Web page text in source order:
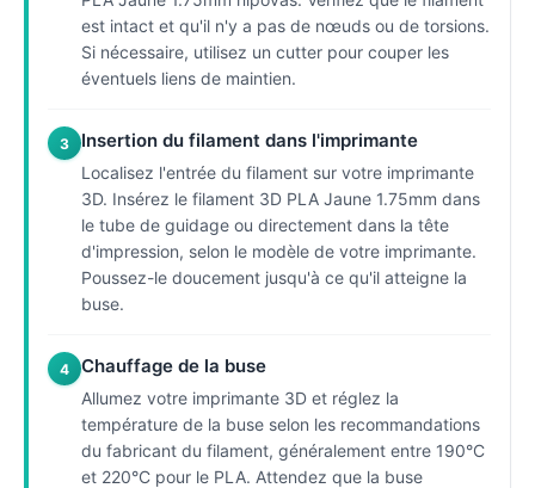
est intact et qu'il n'y a pas de nœuds ou de torsions.
Si nécessaire, utilisez un cutter pour couper les
éventuels liens de maintien.
3 Insertion du filament dans l'imprimante
Localisez l'entrée du filament sur votre imprimante
3D. Insérez le filament 3D PLA Jaune 1.75mm dans
le tube de guidage ou directement dans la tête
d'impression, selon le modèle de votre imprimante.
Poussez-le doucement jusqu'à ce qu'il atteigne la
buse.
4 Chauffage de la buse
Allumez votre imprimante 3D et réglez la
température de la buse selon les recommandations
du fabricant du filament, généralement entre 190°C
et 220°C pour le PLA. Attendez que la buse